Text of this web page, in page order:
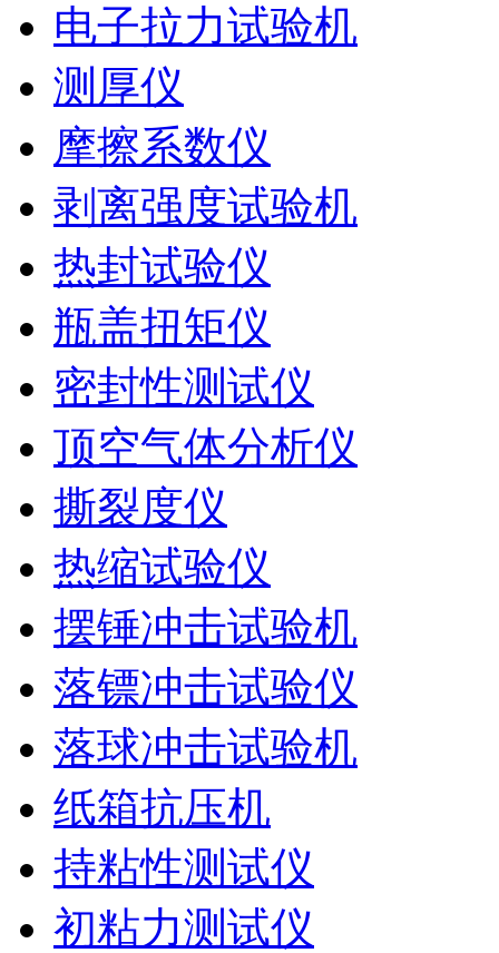
电子拉力试验机
测厚仪
摩擦系数仪
剥离强度试验机
热封试验仪
瓶盖扭矩仪
密封性测试仪
顶空气体分析仪
撕裂度仪
热缩试验仪
摆锤冲击试验机
落镖冲击试验仪
落球冲击试验机
纸箱抗压机
持粘性测试仪
初粘力测试仪